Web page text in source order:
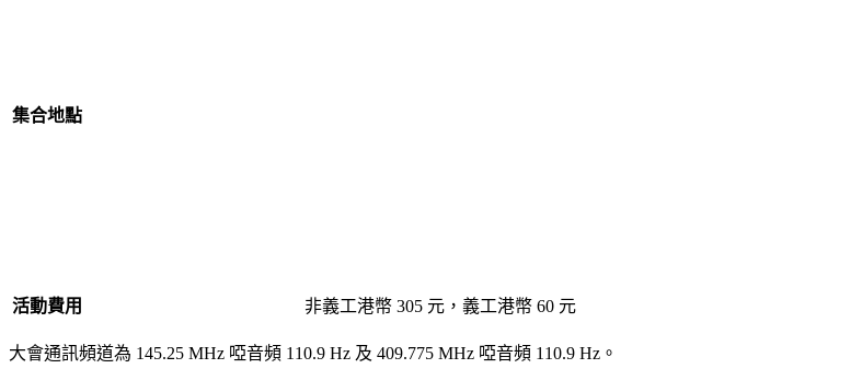
集合地點
活動費用 非義工港幣 305 元， 義工港幣 60 元
大會通訊頻道為 145.25 MHz 啞音頻 110.9 Hz 及 409.775 MHz 啞音頻 110.9 Hz。